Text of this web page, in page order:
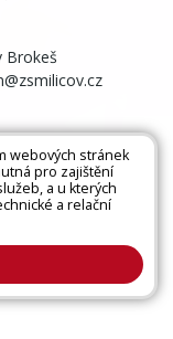
Brokeš
© 2026 |
|Prohlášení
webových stránek
pro zajištění
a u kterých
a relační